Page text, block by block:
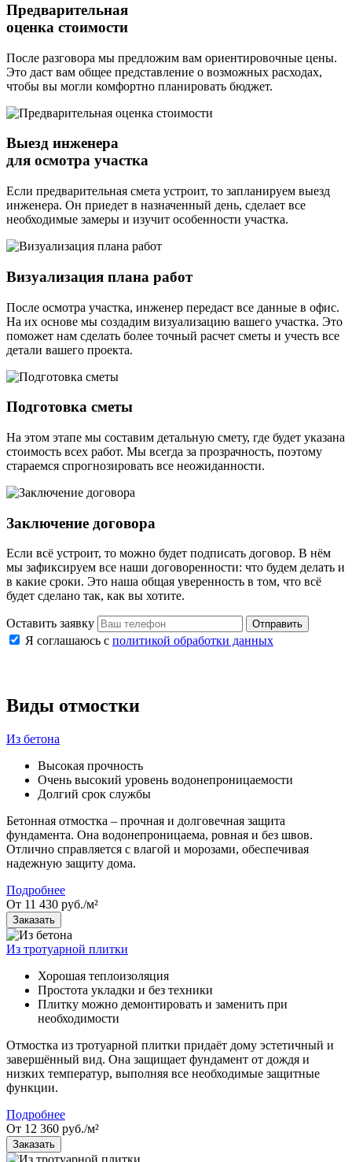
Предварительная
оценка стоимости
После разговора мы предложим вам ориентировочные цены.
Это даст вам общее представление о возможных расходах,
чтобы вы могли комфортно планировать бюджет.
Выезд инженера
для осмотра участка
Если предварительная смета устроит, то запланируем выезд
инженера. Он приедет в назначенный день, сделает все
необходимые замеры и изучит особенности участка.
Визуализация плана работ
После осмотра участка, инженер передаст все данные в офис.
На их основе мы создадим визуализацию вашего участка. Это
поможет нам сделать более точный расчет сметы и учесть все
детали вашего проекта.
Подготовка сметы
На этом этапе мы составим детальную смету, где будет указана
стоимость всех работ. Мы всегда за прозрачность, поэтому
стараемся спрогнозировать все неожиданности.
Заключение договора
Если всё устроит, то можно будет подписать договор. В нём
мы зафиксируем все наши договоренности: что будем делать и
в какие сроки. Это наша общая уверенность в том, что всё
будет сделано так, как вы хотите.
Оставить заявку Отправить
Я соглашаюсь с политикой обработки данных
Виды отмостки
Из бетона
Высокая прочность
Очень высокий уровень водонепроницаемости
Долгий срок службы
Бетонная отмостка – прочная и долговечная защита
фундамента. Она водонепроницаема, ровная и без швов.
Отлично справляется с влагой и морозами, обеспечивая
надежную защиту дома.
Подробнее
От 11 430 руб./м²
Заказать
Из тротуарной плитки
Хорошая теплоизоляция
Простота укладки и без техники
Плитку можно демонтировать и заменить при
необходимости
Отмостка из тротуарной плитки придаёт дому эстетичный и
завершённый вид. Она защищает фундамент от дождя и
низких температур, выполняя все необходимые защитные
функции.
Подробнее
От 12 360 руб./м²
Заказать